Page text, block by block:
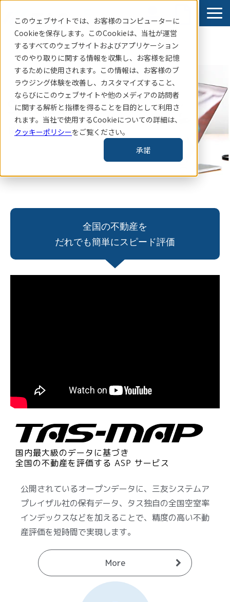
このウェブサイトでは、お客様のコンピューターに
Cookieを保存します。このCookieは、当社が運営
するすべてのウェブサイトおよびアプリケーション
でのやり取りに関する情報を収集し、お客様を記憶
するために使用されます。この情報は、お客様のブ
ラウジング体験を改善し、カスタマイズすること、
ならびにこのウェブサイトや他のメディアの訪問者
に関する解析と指標を得ることを目的として利用さ
れます。当社で使用するCookieについての詳細は、
クッキーポリシーをご覧ください。
承諾
賃貸住宅指標はこちら
サービス
導入事例
お知らせ
コラム・レポート
企業情報
TAS-MAP新規会員登録
SERVICE
提供サービス
全国の不動産を
だれでも簡単にスピード評価
国内最大級のデータに基づき
全国の不動産を評価する ASP サービス
公開されているオープンデータに、三友システムア
プレイザル社の保有データ、タス独自の全国空室率
インデックスなどを加えることで、精度の高い不動
産評価を短時間で実現します。
More